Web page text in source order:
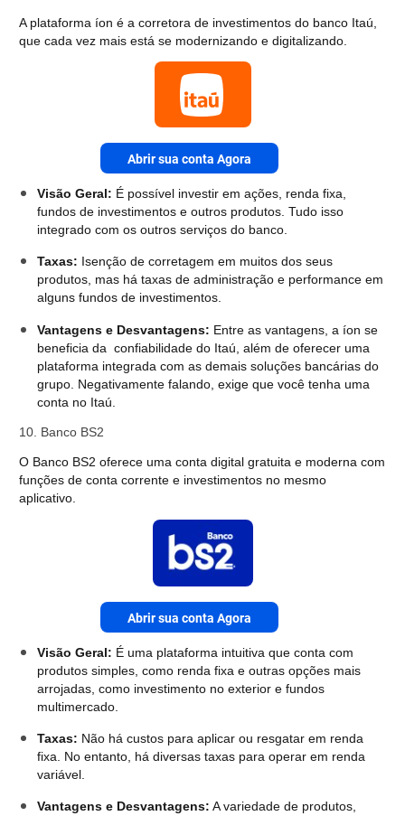
A plataforma íon é a corretora de investimentos do banco Itaú,
que cada vez mais está se modernizando e digitalizando.
Abrir sua conta Agora
Visão Geral: É possível investir em ações, renda fixa,
fundos de investimentos e outros produtos. Tudo isso
integrado com os outros serviços do banco.
Taxas: Isenção de corretagem em muitos dos seus
produtos, mas há taxas de administração e performance em
alguns fundos de investimentos.
Vantagens e Desvantagens: Entre as vantagens, a íon se
beneficia da confiabilidade do Itaú, além de oferecer uma
plataforma integrada com as demais soluções bancárias do
grupo. Negativamente falando, exige que você tenha uma
conta no Itaú.
10. Banco BS2
O Banco BS2 oferece uma conta digital gratuita e moderna com
funções de conta corrente e investimentos no mesmo
aplicativo.
Abrir sua conta Agora
Visão Geral: É uma plataforma intuitiva que conta com
produtos simples, como renda fixa e outras opções mais
arrojadas, como investimento no exterior e fundos
multimercado.
Taxas: Não há custos para aplicar ou resgatar em renda
fixa. No entanto, há diversas taxas para operar em renda
variável.
Vantagens e Desvantagens: A variedade de produtos,